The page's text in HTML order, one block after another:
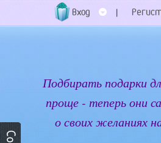
Вход |
Подбирать подарки
проще - теперь они
о своих желаниях